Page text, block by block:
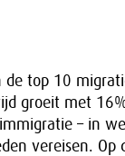
de top 10
groeit met
– in
vereisen.